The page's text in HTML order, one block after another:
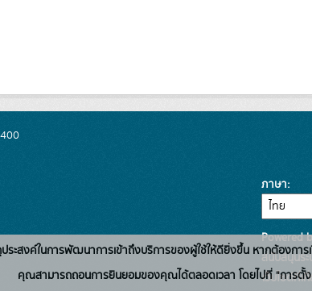
ภาษา
Powered
สนับสนุนร
เว็บไซต์ที่เ
ประสงค์ในการพัฒนาการเข้าถึงบริการของผู้ใช้ให้ดียิ่งขึ้น หากต้องกา
คุณสามารถถอนการยินยอมของคุณได้ตลอดเวลา โดยไปที่ "การตั้